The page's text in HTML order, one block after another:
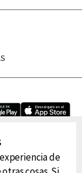
de